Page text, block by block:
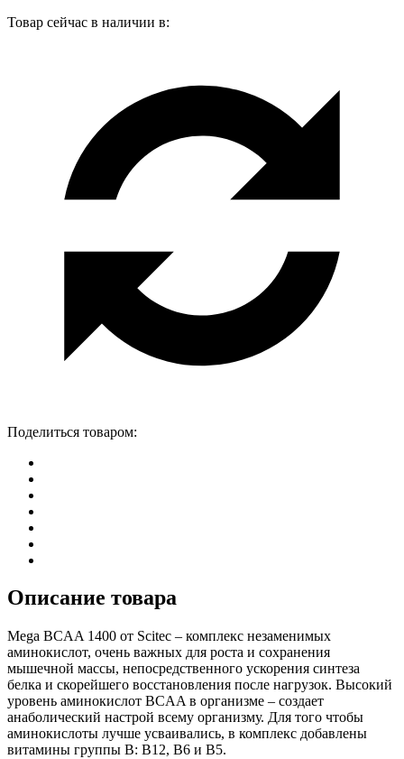
Товар сейчас в наличии в:
Поделиться товаром:
Описание товара
Mega BCAA 1400 от Scitec – комплекс незаменимых
аминокислот, очень важных для роста и сохранения
мышечной массы, непосредственного ускорения синтеза
белка и скорейшего восстановления после нагрузок. Высокий
уровень аминокислот ВCAA в организме – создает
анаболический настрой всему организму. Для того чтобы
аминокислоты лучше усваивались, в комплекс добавлены
витамины группы В: B12, B6 и B5.